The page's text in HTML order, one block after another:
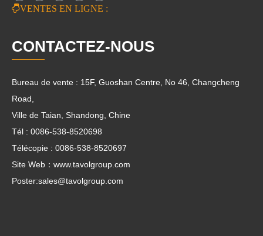
VENTES EN LIGNE :
CONTACTEZ-NOUS
Bureau de vente : 15F, Guoshan Centre, No 46, Changcheng
Road,
Ville de Taian, Shandong, Chine
Tél : 0086-538-8520698
Télécopie : 0086-538-8520697
Site Web：www.tavolgroup.com
Poster:sales@tavolgroup.com